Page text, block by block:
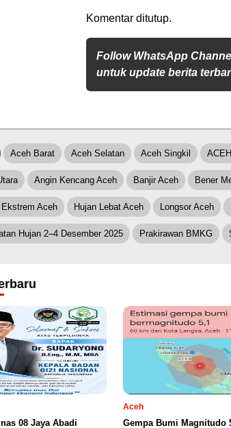
Komentar ditutup.
Follow WhatsApp
untuk update berita
Aceh Barat Aceh Selatan Aceh Singkil
Angin Kencang Aceh Banjir Aceh Bener
Aceh Hujan Lebat Aceh Longsor Aceh
Hujan 2–4 Desember 2025 Prakirawan BMKG
08 Jaya Abadi
Aceh
Gempa Bumi Magnitudo